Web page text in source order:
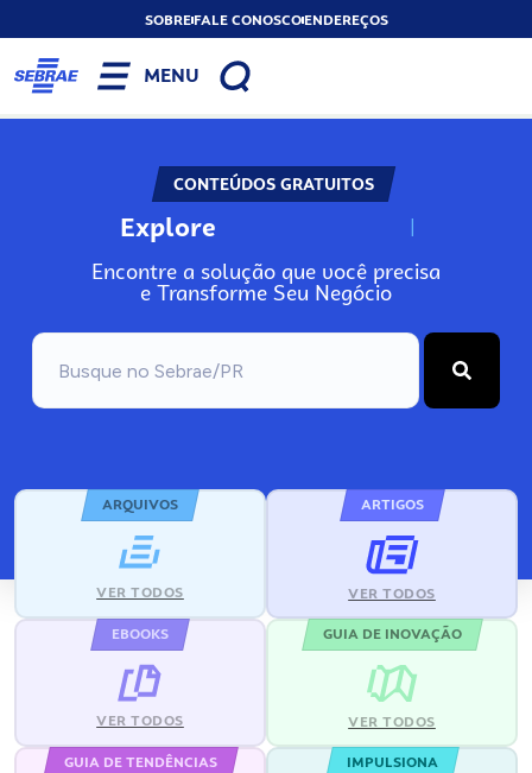
SOBREFALE CONOSCOENDEREÇOS
MENU
CONTEÚDOS GRATUITOS
Explore N
Encontre a solução que você precisa
e Transforme Seu Negócio
ARQUIVOS
VER TODOS
ARTIGOS
VER TODOS
EBOOKS
VER TODOS
GUIA DE INOVAÇÃO
VER TODOS
GUIA DE TENDÊNCIAS IMPULSIONA